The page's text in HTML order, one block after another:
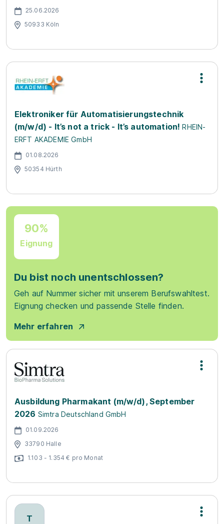
25.06.2026
50933 Köln
Elektroniker für Automatisierungstechnik
(m/w/d) - It’s not a trick - It’s automation! RHEIN-
ERFT AKADEMIE GmbH
01.08.2026
50354 Hürth
90%
Eignung
Du bist noch unentschlossen?
Geh auf Nummer sicher mit unserem Berufswahltest.
Eignung checken und passende Stelle finden.
Mehr erfahren
Ausbildung Pharmakant (m/w/d), September
2026 Simtra Deutschland GmbH
01.09.2026
33790 Halle
1.103 - 1.354 € pro Monat
T